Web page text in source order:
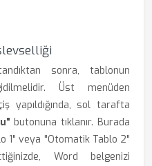
sonra, tablonun
Üst menüden
yapıldığında, sol tarafta
butonuna tıklanır. Burada
1" veya "Otomatik Tablo 2"
Word belgenizi